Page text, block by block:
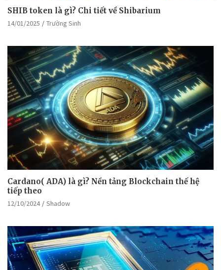
SHIB token là gì? Chi tiết về Shibarium
14/01/2025 Trường Sinh
Cardano( ADA) là gì? Nền tảng Blockchain thế hệ
tiếp theo
12/10/2024 Shadow